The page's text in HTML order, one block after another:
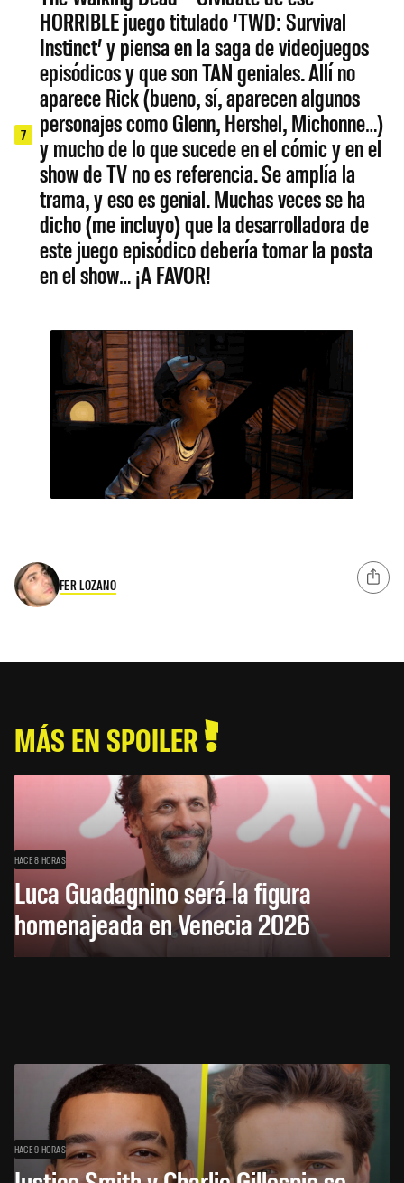
7
HORRIBLE juego titulado ‘TWD: Survival
Instinct’ y piensa en la saga de videojuegos
episódicos y que son TAN geniales. Allí no
aparece Rick (bueno, sí, aparecen algunos
personajes como Glenn, Hershel, Michonne…)
y mucho de lo que sucede en el cómic y en el
show de TV no es referencia. Se amplía la
trama, y eso es genial. Muchas veces se ha
dicho (me incluyo) que la desarrolladora de
este juego episódico debería tomar la posta
en el show… ¡A FAVOR!
FER LOZANO
MÁS EN SPOILER
HACE 8 HORAS
Luca Guadagnino será la figura
homenajeada en Venecia 2026
HACE 9 HORAS